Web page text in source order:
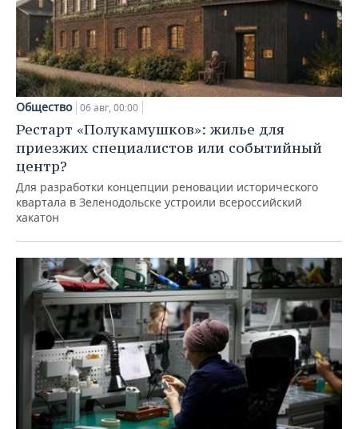
Общество 06 авг, 00:00
Рестарт «Полукамушков»: жилье для
приезжих специалистов или событийный
центр?
Для разработки концепции реновации исторического
квартала в Зеленодольске устроили всероссийский
хакатон